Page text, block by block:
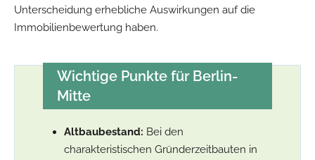
Unterscheidung erhebliche Auswirkungen auf die
Immobilienbewertung haben.
Wichtige Punkte für Berlin-
Mitte
Altbaubestand: Bei den
charakteristischen Gründerzeitbauten in